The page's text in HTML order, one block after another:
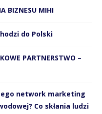
BIZNESU MIHI
do Polski
PARTNERSTWO –
network marketing
Co skłania ludzi